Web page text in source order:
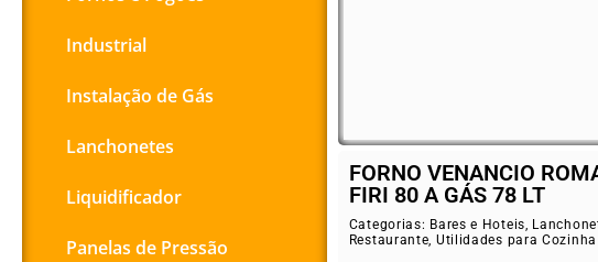
Industrial
Instalação de Gás
Lanchonetes
Liquidificador
Panelas de Pressão
FORNO VENANCIO
FIRI 80 A GÁS 78 LT
Categorias: Bares e Hoteis,
Restaurante, Utilidades para Cozinha